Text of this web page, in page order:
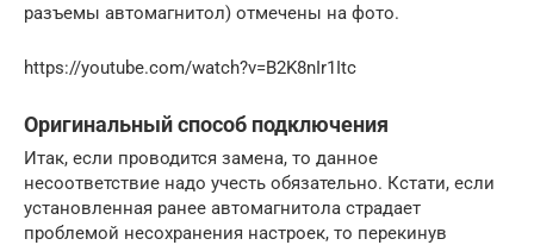
разъемы автомагнитол) отмечены на фото.
https://youtube.com/watch?v=B2K8nIr1Itc
Оригинальный способ подключения
Итак, если проводится замена, то данное
несоответствие надо учесть обязательно. Кстати, если
установленная ранее автомагнитола страдает
проблемой несохранения настроек, то перекинув